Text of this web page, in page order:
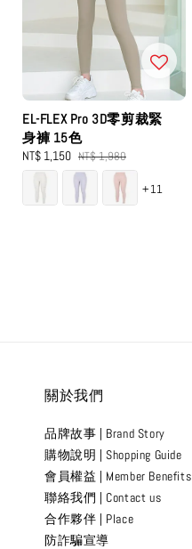
EL-FLEX Pro 3D零剪裁緊
身褲 15色
Sale
price
NT$ 1,150 Regular
price
NT$ 1,980
+11
關於我們
品牌故事 | Brand Story
購物說明 | Shopping Guide
會員權益 | Member Benefits
聯絡我們 | Contact us
合作夥伴 | Place
防詐騙宣導